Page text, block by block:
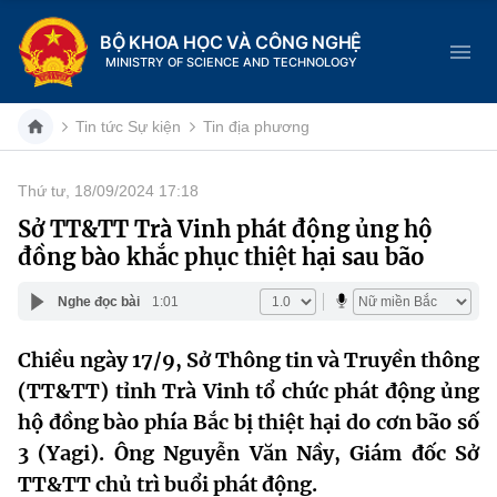
BỘ KHOA HỌC VÀ CÔNG NGHỆ
MINISTRY OF SCIENCE AND TECHNOLOGY
Danh mục
Trang chủ
Giới thiệu
Chức năng nhiệm vụ
Cơ cấu tổ chức
Lịch sử phát triển
Tin tức sự kiện
Khoa học và Công nghệ
Đổi mới sáng tạo
Dịch vụ công
Hệ thống văn bản
Tin tức Sự kiện Tin địa phương
Thứ tư, 18/09/2024 17:18
Sở TT&TT Trà Vinh phát động ủng hộ
đồng bào khắc phục thiệt hại sau bão
Nghe đọc bài 1:01
Chiều ngày 17/9, Sở Thông tin và Truyền thông
(TT&TT) tỉnh Trà Vinh tổ chức phát động ủng
hộ đồng bào phía Bắc bị thiệt hại do cơn bão số
3 (Yagi). Ông Nguyễn Văn Nầy, Giám đốc Sở
TT&TT chủ trì buổi phát động.